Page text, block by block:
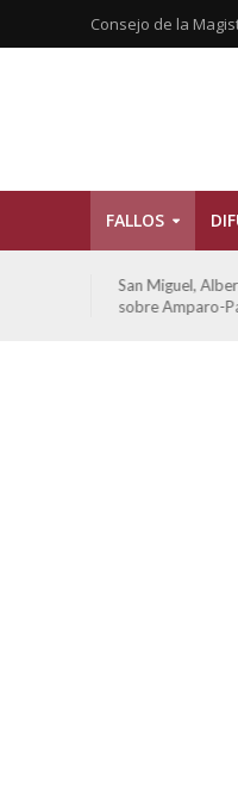
Consejo de la
FALLOS
San Miguel,
sobre Amparo-